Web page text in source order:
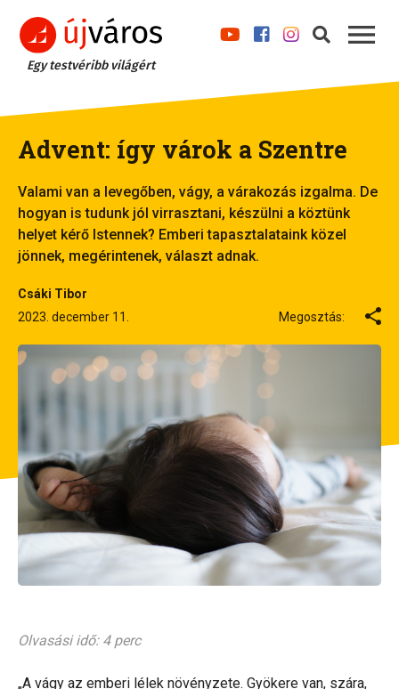
Egy testvéribb világért
Advent: így várok a Szentre
Valami van a levegőben, vágy, a várakozás izgalma. De
hogyan is tudunk jól virrasztani, készülni a köztünk
helyet kérő Istennek? Emberi tapasztalataink közel
jönnek, megérintenek, választ adnak.
Csáki Tibor
2023. december 11.
Megosztás:
Olvasási idő: 4 perc
„A vágy az emberi lélek növényzete. Gyökere van, szára,